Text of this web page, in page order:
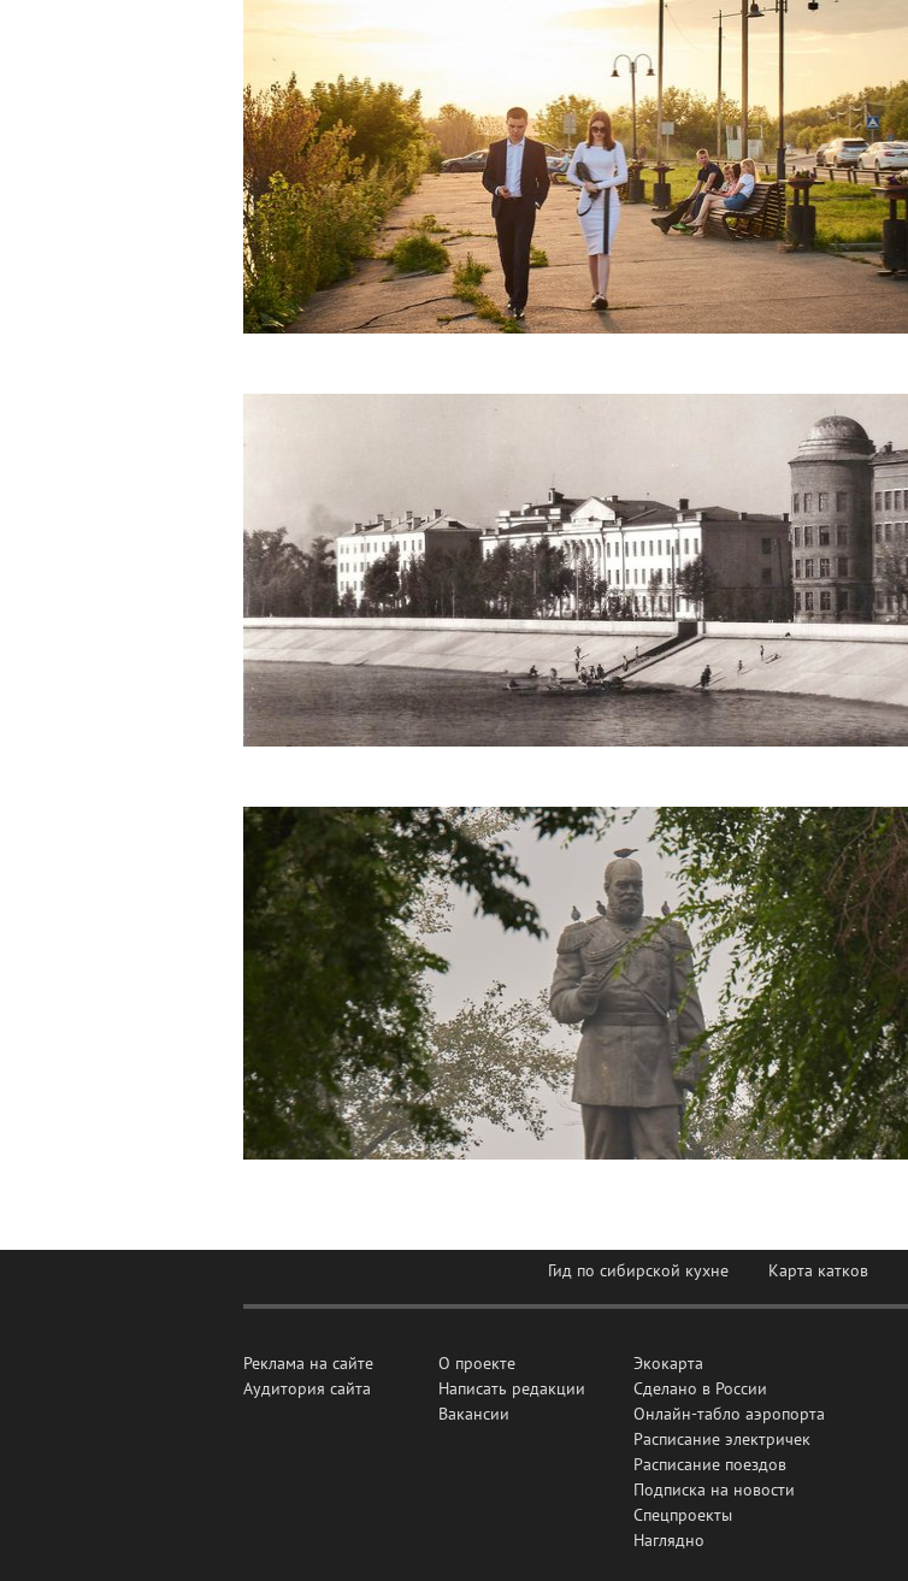
Гид по сибирской кухне Карта катков
Реклама на сайте
Аудитория сайта
О проекте
Написать редакции
Вакансии
Экокарта
Сделано в России
Онлайн-табло аэропорта
Расписание электричек
Расписание поездов
Подписка на новости
Спецпроекты
Наглядно